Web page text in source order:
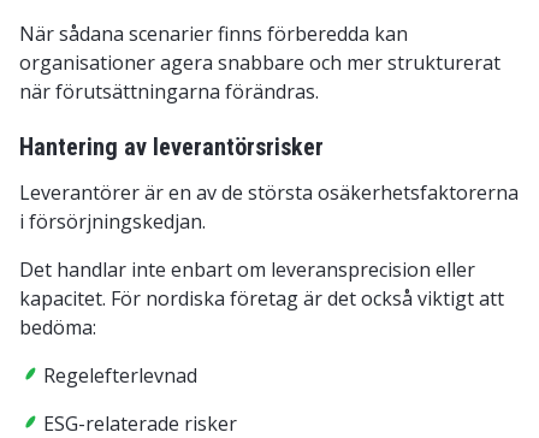
När sådana scenarier finns förberedda kan
organisationer agera snabbare och mer strukturerat
när förutsättningarna förändras.
Hantering av leverantörsrisker
Leverantörer är en av de största osäkerhetsfaktorerna
i försörjningskedjan.
Det handlar inte enbart om leveransprecision eller
kapacitet. För nordiska företag är det också viktigt att
bedöma:
Regelefterlevnad
ESG-relaterade risker